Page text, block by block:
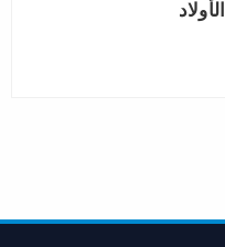
الأولاد